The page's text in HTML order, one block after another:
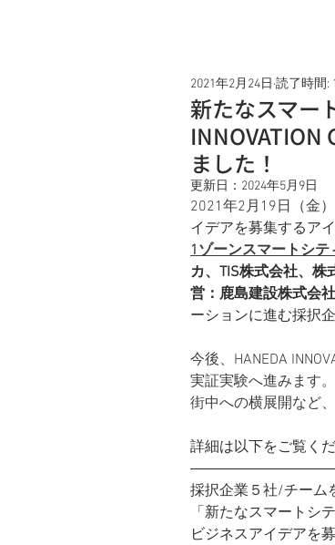
新たなスマー
INNOVATION
ました！
2021年2月24日 読了時間:
更新日： 2024年5月9日
2021年2月19日（金
イデアを募集するア
1ゾーンスマートシテ
カ、TIS株式会社、株
営：鹿島建設株式会
ーションに進む採択
今後、HANEDA
実証実験へ進みます
街中への横展開など
詳細は以下をご覧くだ
採択企業５社/チーム
「新たなスマートシ
ビジネスアイデアを募